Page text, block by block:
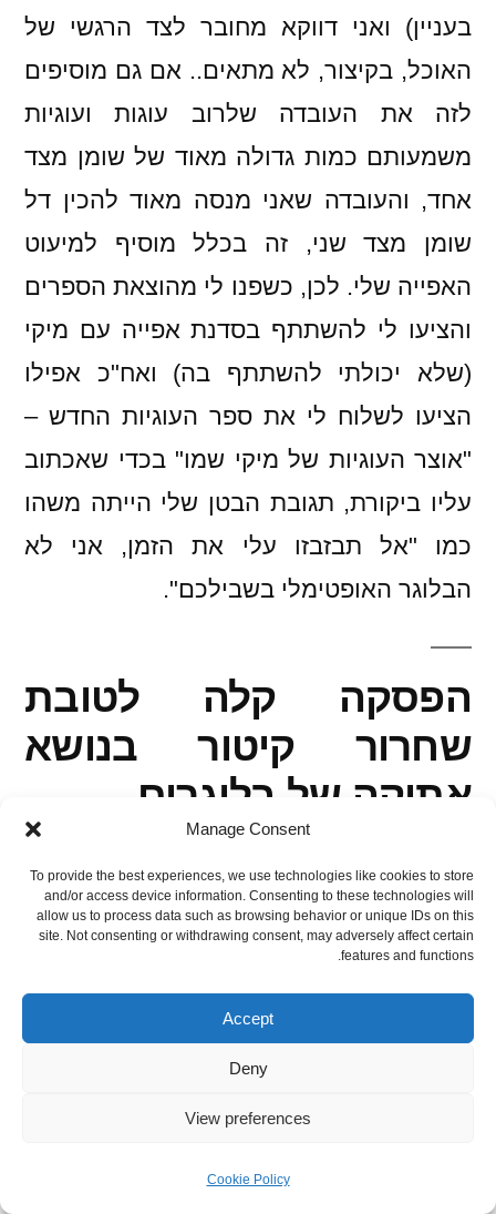
Manage Consent
To provide the best experiences, we use technologies like cookies to store
and/or access device information. Consenting to these technologies will
allow us to process data such as browsing behavior or unique IDs on this
site. Not consenting or withdrawing consent, may adversely affect certain
features and functions.
Accept
Deny
View preferences
Cookie Policy
בעניין) ואני דווקא מחובר לצד הרגשי של
האוכל, בקיצור, לא מתאים.. אם גם מוסיפים
לזה את העובדה שלרוב עוגות ועוגיות
משמעותם כמות גדולה מאוד של שומן מצד
אחד, והעובדה שאני מנסה מאוד להכין דל
שומן מצד שני, זה בכלל מוסיף למיעוט
האפייה שלי. לכן, כשפנו לי מהוצאת הספרים
והציעו לי להשתתף בסדנת אפייה עם מיקי
(שלא יכולתי להשתתף בה) ואח"כ אפילו
הציעו לשלוח לי את ספר העוגיות החדש –
"אוצר העוגיות של מיקי שמו" בכדי שאכתוב
עליו ביקורת, תגובת הבטן שלי הייתה משהו
כמו "אל תבזבזו עלי את הזמן, אני לא
הבלוגר האופטימלי בשבילכם".
הפסקה קלה לטובת
שחרור קיטור בנושא
אתיקה של בלוגרים
התזמון של כתיבת הפוסט הזה לא יכול היה
להיות מושלם יותר – בקבוצת פייסבוק שאני
מנוי בה, עבור בלוגרי בישול ואפייה בלבד,
התקיימו מספר דיונים רותחים על אתיקה של
בלוגרים, כתיבת פוסטים על מוצרים
ועוד. עקב הכבוד שאני רוכש לחלק
מהבלוגרים ולמי שמנהל את קבוצת